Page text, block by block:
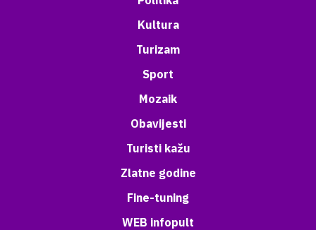
Kultura
Turizam
Sport
Mozaik
Obavijesti
Turisti kažu
Zlatne godine
Fine-tuning
WEB infopult